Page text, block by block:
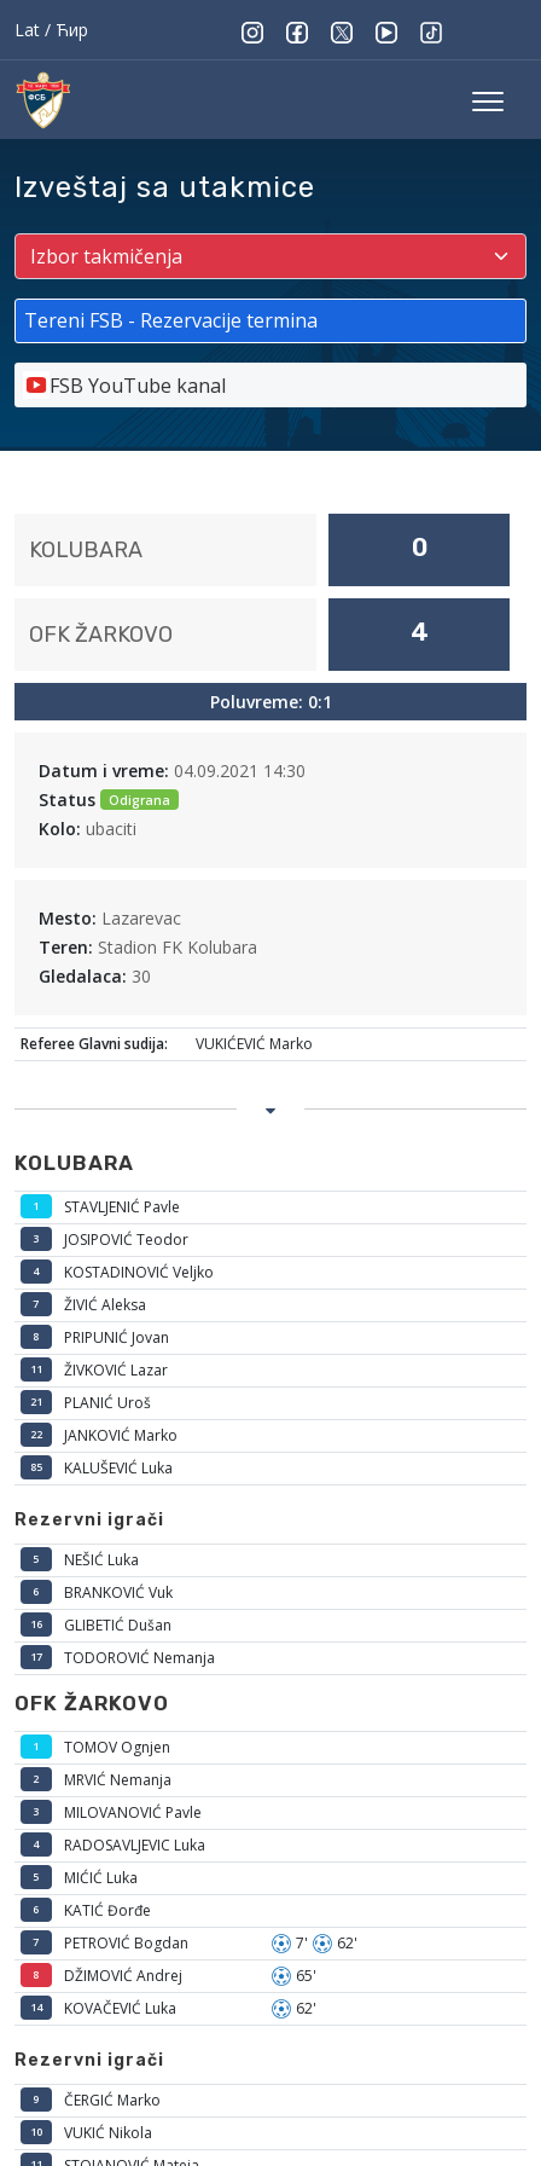
Lat / Ћир
Izveštaj sa utakmice
Tereni FSB - Rezervacije termina
FSB YouTube kanal
KOLUBARA 0
OFK ŽARKOVO 4
Poluvreme: 0:1
Datum i vreme: 04.09.2021 14:30
Status
Odigrana
Kolo: ubaciti
Mesto: Lazarevac
Teren: Stadion FK Kolubara
Gledalaca: 30
Referee Glavni sudija: VUKIĆEVIĆ Marko
KOLUBARA
1 STAVLJENIĆ Pavle
3 JOSIPOVIĆ Teodor
4 KOSTADINOVIĆ Veljko
7 ŽIVIĆ Aleksa
8 PRIPUNIĆ Jovan
11 ŽIVKOVIĆ Lazar
21 PLANIĆ Uroš
22 JANKOVIĆ Marko
85 KALUŠEVIĆ Luka
Rezervni igrači
5 NEŠIĆ Luka
6 BRANKOVIĆ Vuk
16 GLIBETIĆ Dušan
17 TODOROVIĆ Nemanja
OFK ŽARKOVO
1 TOMOV Ognjen
2 MRVIĆ Nemanja
3 MILOVANOVIĆ Pavle
4 RADOSAVLJEVIC Luka
5 MIĆIĆ Luka
6 KATIĆ Đorđe
7 PETROVIĆ Bogdan 7' 62'
8 DŽIMOVIĆ Andrej 65'
14 KOVAČEVIĆ Luka 62'
Rezervni igrači
9 ČERGIĆ Marko
10 VUKIĆ Nikola